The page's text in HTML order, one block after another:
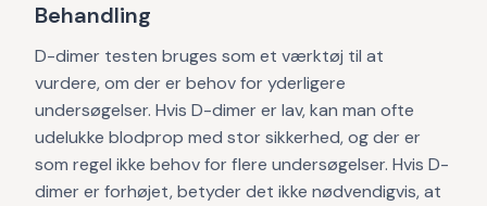
Behandling
D-dimer testen bruges som et værktøj til at
vurdere, om der er behov for yderligere
undersøgelser. Hvis D-dimer er lav, kan man ofte
udelukke blodprop med stor sikkerhed, og der er
som regel ikke behov for flere undersøgelser. Hvis D-
dimer er forhøjet, betyder det ikke nødvendigvis, at